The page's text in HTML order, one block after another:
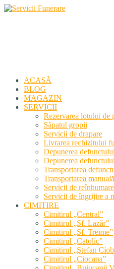
ACASĂ
BLOG
MAGAZIN
SERVICII
Rezervarea lotului de
Săpatul gropii
Servicii de drapare
Livrarea rechizitului
Depunerea
Depunerea
Transportarea
Transportarea
Servicii de reînhumare
Servicii de îngrijire a
CIMITIRE
Cimitirul „Central”
Cimitirul „Sf. Lazăr”
Cimitirul „Sf. Treime”
Cimitirul „Catolic”
Cimitirul „Ştefan
Cimitirul „Ciocana”